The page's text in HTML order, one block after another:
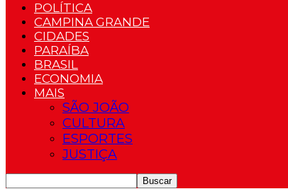
POLÍTICA
CAMPINA GRANDE
CIDADES
PARAÍBA
BRASIL
ECONOMIA
MAIS
SÃO JOÃO
CULTURA
ESPORTES
JUSTIÇA